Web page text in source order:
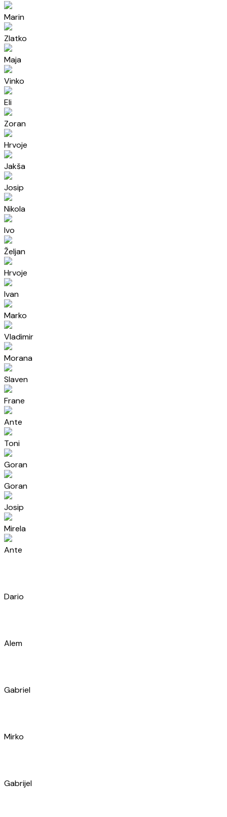
Marin
Zlatko
Maja
Vinko
Eli
Zoran
Hrvoje
Jakša
Josip
Nikola
Ivo
Željan
Hrvoje
Ivan
Marko
Vladimir
Morana
Slaven
Frane
Ante
Toni
Goran
Goran
Josip
Mirela
Ante
Alem
Niko
Marko